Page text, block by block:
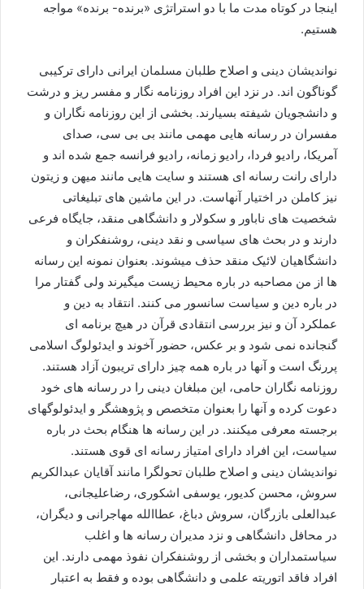
اینجا در کوتاه مدت ما با دو استراتژی «برنده- برنده» مواجه
هستیم.
نواندیشان دینی و اصلاح طلبان مسلمان ایرانی دارای ترکیبی
گوناگون اند. در نزد این افراد روزنامه نگار و مفسر ریز و درشت
و دانشجویان شیفته بسیارند. بخشی از این روزنامه نگاران و
مفسران در رسانه هایی مهمی مانند بی بی سی، صدای
آمریکا، رادیو فردا، رادیو زمانه، رادیو فرانسه جمع شده اند و
دارای رانت رسانه ای هستند و سایت هایی مانند میهن و زیتون
نیز کاملن در اختیار آنهاست. در این ماشین های تبلیغاتی
شخصیت های ناباور و سکولار و دانشگاهی منقد، جایگاه فرعی
دارند و در بحث های سیاسی و نقد دینی، روشنفکران و
دانشگاهیان لائیک منقد حذف میشوند. بعنوان نمونه این رسانه
ها از من مصاحبه در باره محیط زیست میگیرند ولی گفتار مرا
در باره دین و سیاست سانسور می کنند. انتقاد به دین و
عملکرد آن و نیز بررسی انتقادی قرآن در هیچ برنامه ای
گنجانده نمی شود و بر عکس، حضور آخوند و ایدئولوگ اسلامی
پررنگ است و آنها در باره همه چیز دارای تریبون آزاد هستند.
روزنامه نگاران حامی، این مبلغان دینی را در رسانه های خود
دعوت کرده و آنها را بعنوان متخصص و پژوهشگر و ایدئولوگهای
برجسته معرفی میکنند. در این رسانه ها هنگام بحث در باره
سیاست، این افراد دارای امتیاز رسانه ای قوی هستند.
نواندیشان دینی و اصلاح طلبان تحولگرا مانند آقایان عبدالکریم
سروش، محسن کدیور، یوسفی اشکوری، رضاعلیجانی،
عبدالعلی بازرگان، سروش دباغ، عطاالله مهاجرانی و دیگران،
در محافل دانشگاهی و نزد مدیران رسانه ها و اغلب
سیاستمداران و بخشی از روشنفکران نفوذ مهمی دارند. این
افراد فاقد اتوریته علمی و دانشگاهی بوده و فقط به اعتبار